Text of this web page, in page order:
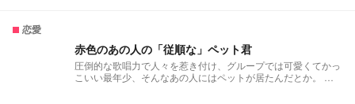
恋愛
赤色のあの人の「従順な」ペット君
圧倒的な歌唱力で人々を惹き付け、グループでは可愛くてかっ
こいい最年少、そんなあの人にはペットが居たんだとか。 ❤️